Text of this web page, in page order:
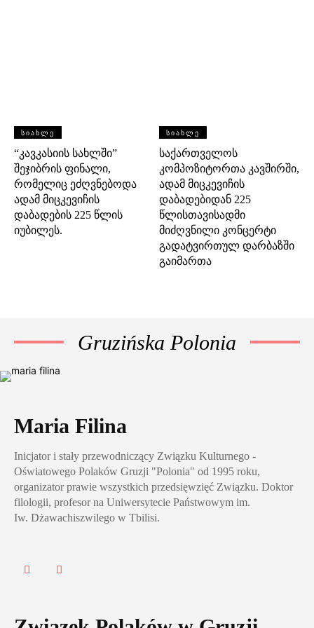
ᲡᲘᲐᲮᲚᲔ
“კავკასიის სახლში”
შეჯიბრის ფინალი,
რომელიც ეძღვნებოდა
ადამ მიცკევიჩის
დაბადების 225 წლის
იუბილეს.
ᲡᲘᲐᲮᲚᲔ
საქართველოს
კომპოზიტორთა კავშირში,
ადამ მიცკევიჩის
დაბადებიდან 225
წლისთავისადმი
მიძღვნილი კონცერტი
გადატვირთულ დარბაზში
გაიმართა
Gruzińska Polonia
Maria Filina
Inicjator i stały przewodniczący Związku Kulturnego -
Oświatowego Polaków Gruzji "Polonia" od 1995 roku,
organizator prawie wszystkich przedsięwzięć Związku. Doktor
filologii, profesor na Uniwersytecie Państwowym im.
Iw. Dżawachiszwilego w Tbilisi.